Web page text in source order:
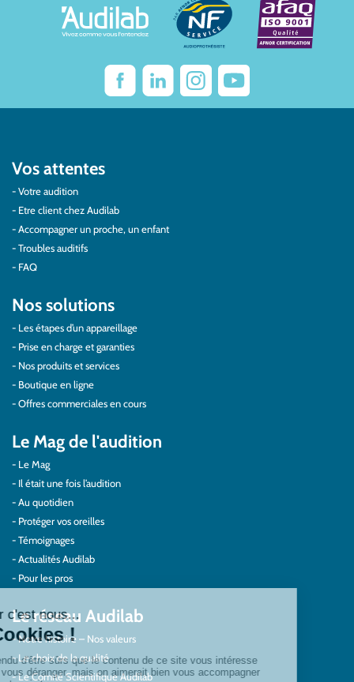
Vos attentes
Votre audition
Etre client chez Audilab
Accompagner un proche, un enfant
Troubles auditifs
FAQ
Nos solutions
Les étapes d’un appareillage
Prise en charge et garanties
Nos produits et services
Boutique en ligne
Offres commerciales en cours
Le Mag de l'audition
Le Mag
Il était une fois l’audition
Au quotidien
Protéger vos oreilles
Témoignages
Actualités Audilab
Pour les pros
Le réseau Audilab
Notre histoire – Nos valeurs
Le choix de la qualité
Le Comité Scientifique Audilab